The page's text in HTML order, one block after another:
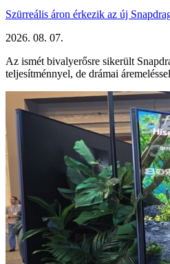
Szürreális áron érkezik az új
2026. 08. 07.
Az ismét bivalyerősre sikerült
teljesítménnyel, de drámai